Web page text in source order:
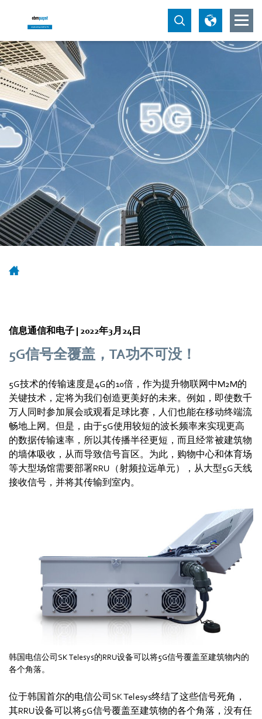
信息通信和电子 | 2022年3月24日
5G信号全覆盖，TA功不可没！
5G技术的传输速度是4G的10倍，作为提升物联网中M2M的
关键技术，定将为我们创造更美好的未来。例如，即使数千
万人同时参加展会或观看足球比赛，人们也能在移动终端流
畅地上网。但是，由于5G使用较短的波长频率来实现更高
的数据传输速率，所以其传播半径更短，而且经常被建筑物
的墙体吸收，从而导致信号盲区。为此，购物中心和体育场
等大型场馆需要部署RRU（射频拉远单元），从大型5G天线
接收信号，并将其传输到室内。
韩国电信公司SK Telesys的RRU设备可以将5G信号覆盖至建筑物内的
各个角落。
位于韩国首尔的电信公司SK Telesys终结了这些信号死角，
其RRU设备可以将5G信号覆盖至建筑物的各个角落，没有任